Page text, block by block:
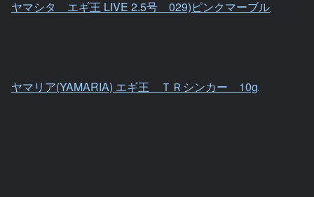
ヤマシタ エギ王 LIVE 2.5号 029)ピンクマーブル
ヤマリア(YAMARIA) エギ王 ＴＲシンカー 10g